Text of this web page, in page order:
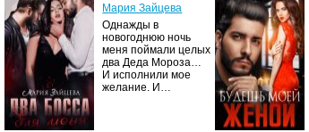
Мария Зайцева
Однажды в
новогоднюю ночь
меня поймали целых
два Деда Мороза…
И исполнили мое
желание. И…